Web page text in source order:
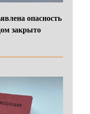
опасность
закрыто